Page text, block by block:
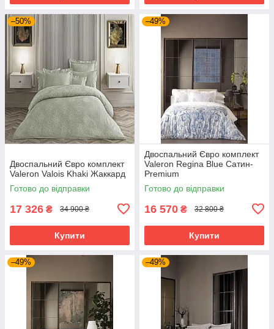
–50%
Двоспальний Євро комплект
Valeron Valois Khaki Жаккард
Готово до відправки
17 326 ₴ 34 900 ₴
Купити
–49%
Двоспальний Євро комплект
Valeron Regina Blue Сатин-
Premium
Готово до відправки
16 570 ₴ 32 800 ₴
Купити
–49% –49%